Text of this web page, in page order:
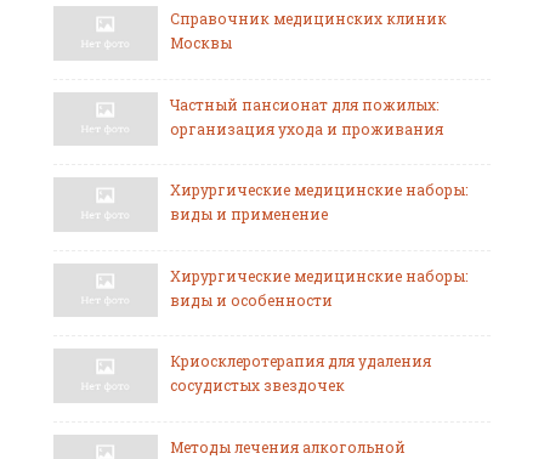
Справочник медицинских клиник
Москвы
Частный пансионат для пожилых:
организация ухода и проживания
Хирургические медицинские наборы:
виды и применение
Хирургические медицинские наборы:
виды и особенности
Криосклеротерапия для удаления
сосудистых звездочек
Методы лечения алкогольной